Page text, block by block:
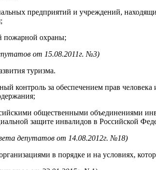
предприятий и учреждений,
пожарной охраны;
от 15.08.2011г. №3)
туризма.
за обеспечением прав человека
общественными объединениями
защите инвалидов в Российской
депутатов от 14.08.2012г. №18)
в порядке и на условиях,